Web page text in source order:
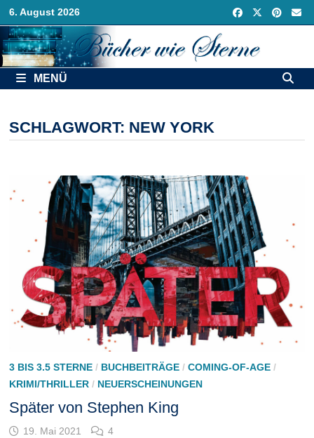
Zurück
zum
Inhalt
6. August 2026
MENÜ
SCHLAGWORT: NEW YORK
3 BIS 3.5 STERNE/ BUCHBEITRÄGE/ COMING-OF-AGE/
KRIMI/THRILLER/ NEUERSCHEINUNGEN
Später von Stephen King
19. Mai 2021 4